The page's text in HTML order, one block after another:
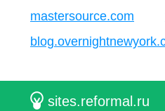
mastersource.com
sites.reformal.ru